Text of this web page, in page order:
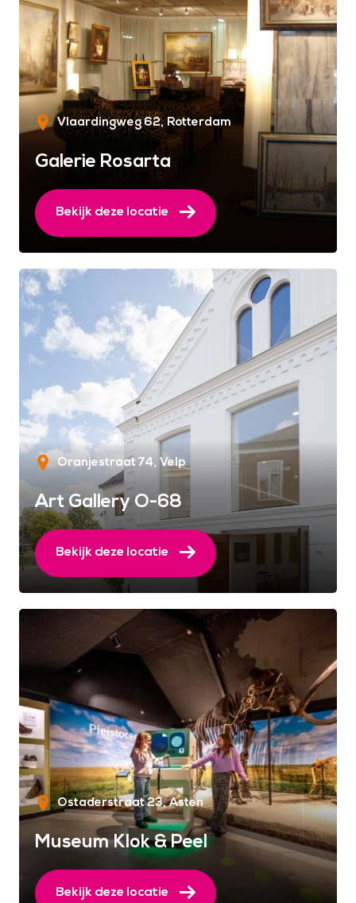
Vlaardingweg 62 Rotterdam
Galerie Rosarta
Bekijk deze locatie
Oranjestraat 74 Velp
Art Gallery O-68
Bekijk deze locatie
Ostaderstraat 23 Asten
Museum Klok & Peel
Bekijk deze locatie